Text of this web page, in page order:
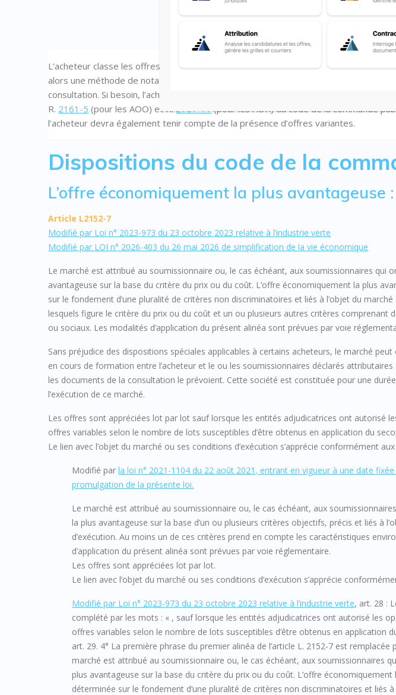
L’acheteur classe les offres selon les modalités préalablement choisies et portées à
alors une méthode de notation, qui, contrairement aux critères, n’a pas à être
consultation. Si besoin, l’acheteur peut, au préalable, demander au soumissionnaire
R. 2161-5 (pour les AOO) et R.2161-11(pour les AOR) du code de la commande
l’acheteur devra également tenir compte de la présence d’offres variantes.
Dispositions du code de la
L’offre économiquement la plus avantageuse
Article L2152-7
Modifié par Loi n° 2023-973 du 23 octobre 2023 relative à l’industrie verte
Modifié par LOI n° 2026-403 du 26 mai 2026 de simplification de la vie économique
Le marché est attribué au soumissionnaire ou, le cas échéant, aux soumissionnaires qui
avantageuse sur la base du critère du prix ou du coût. L’offre économiquement la plus
sur le fondement d’une pluralité de critères non discriminatoires et liés à l’objet du
lesquels figure le critère du prix ou du coût et un ou plusieurs autres critères comprenant
ou sociaux. Les modalités d’application du présent alinéa sont prévues par voie
Sans préjudice des dispositions spéciales applicables à certains acheteurs, le marché
en cours de formation entre l’acheteur et le ou les soumissionnaires déclarés
les documents de la consultation le prévoient. Cette société est constituée pour une
l’exécution de ce marché.
Les offres sont appréciées lot par lot sauf lorsque les entités adjudicatrices ont autorisé
offres variables selon le nombre de lots susceptibles d’être obtenus en application du
Le lien avec l’objet du marché ou ses conditions d’exécution s’apprécie conformément
Modifié parla loi n° 2021-1104 du 22 août 2021, entrant en vigueur à une date
promulgation de la présente loi.
Le marché est attribué au soumissionnaire ou, le cas échéant, aux
la plus avantageuse sur la base d’un ou plusieurs critères objectifs, précis et liés à
d’exécution. Au moins un de ces critères prend en compte les caractéristiques
d’application du présent alinéa sont prévues par voie réglementaire.
Les offres sont appréciées lot par lot.
Le lien avec l’objet du marché ou ses conditions d’exécution s’apprécie
Modifié par Loi n° 2023-973 du 23 octobre 2023 relative à l’industrie verte, art. 28 :
complété par les mots : « , sauf lorsque les entités adjudicatrices ont autorisé les
offres variables selon le nombre de lots susceptibles d’être obtenus en application
art. 29. 4° La première phrase du premier alinéa de l’article L. 2152-7 est remplacée
marché est attribué au soumissionnaire ou, le cas échéant, aux soumissionnaires
plus avantageuse sur la base du critère du prix ou du coût. L’offre
déterminée sur le fondement d’une pluralité de critères non discriminatoires et liés